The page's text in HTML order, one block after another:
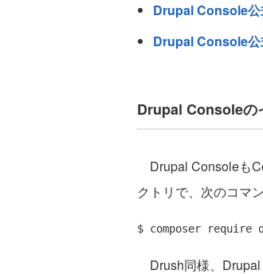
Drupal Console公
Drupal Console公
Drupal Consoleの
Drupal Consoleも
クトリで、次のコマ
Drush同様、Drupal